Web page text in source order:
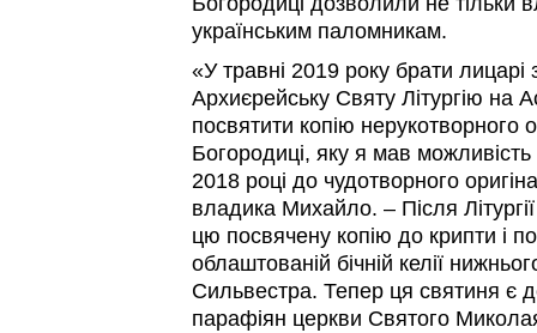
українським паломникам.
«У травні 2019 року брати
Архиєрейську Святу Літургію на
посвятити копію нерукотворного
Богородиці, яку я мав
2018 році до чудотворного
владика Михайло. – Після
цю посвячену копію до крипти і
облаштованій бічній келії
Сильвестра. Тепер ця святиня є
парафіян церкви Святого